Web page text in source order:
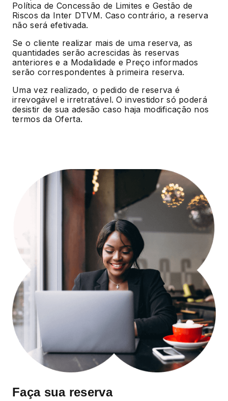
Política de Concessão de Limites e Gestão de
Riscos da Inter DTVM. Caso contrário, a reserva
não será efetivada.
Se o cliente realizar mais de uma reserva, as
quantidades serão acrescidas às reservas
anteriores e a Modalidade e Preço informados
serão correspondentes à primeira reserva.
Uma vez realizado, o pedido de reserva é
irrevogável e irretratável. O investidor só poderá
desistir de sua adesão caso haja modificação nos
termos da Oferta.
Faça sua reserva